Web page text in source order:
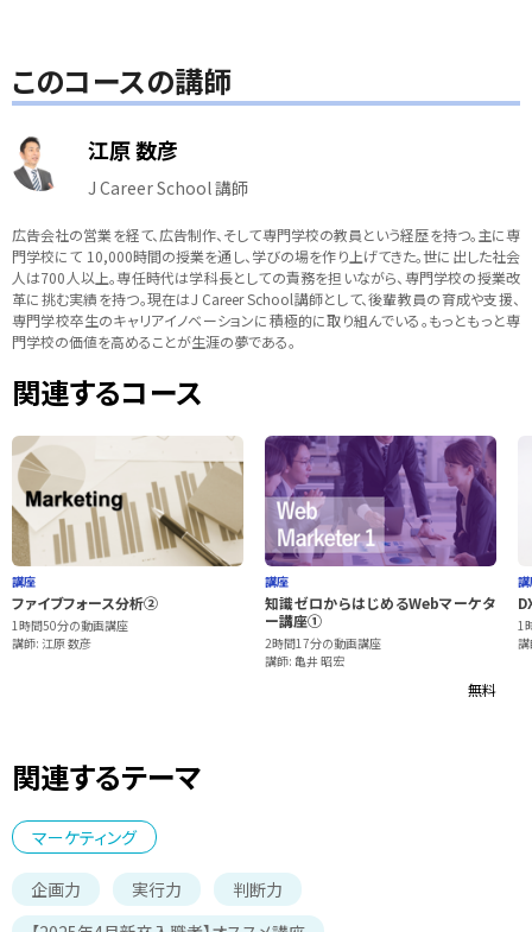
このコースの講師
江原 数彦
J Career School 講師
広告会社の営業を経て、広告制作、そして専門学校の教員という経歴を持つ。主に専
門学校にて 10,000時間の授業を通し、学びの場を作り上げてきた。世に出した社会
人は700人以上。専任時代は学科長としての責務を担いながら、専門学校の授業改
革に挑む実績を持つ。現在はJ Career School講師として、後輩教員の育成や支援、
専門学校卒生のキャリアイノベーションに積極的に取り組んでいる。もっともっと専
門学校の価値を高めることが生涯の夢である。
関連するコース
講座
ファイブフォース分析②
1時間50分の動画講座
講師: 江原 数彦
講座
知識ゼロからはじめるWebマーケタ
ー講座①
2時間17分の動画講座
講師: 亀井 昭宏
無料
1
講
関連するテーマ
マーケティング
企画力 実行力
判断力